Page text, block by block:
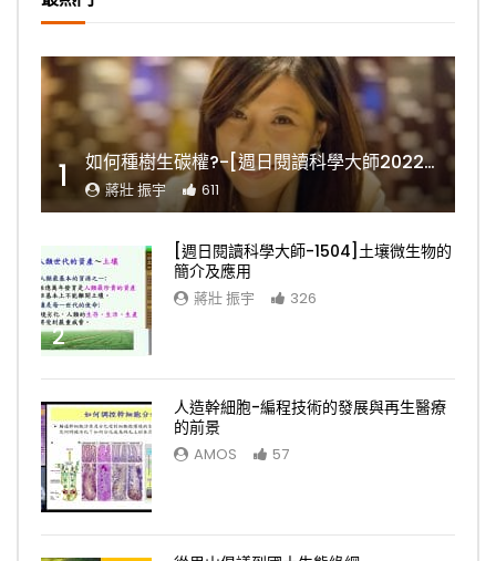
1 如何種樹生碳權?-[週日閱讀科學大師2022.11.06]
蔣壯 振宇 611
2
[週日閱讀科學大師-1504]土壤微生物的
簡介及應用
蔣壯 振宇 326
3
人造幹細胞-編程技術的發展與再生醫療
的前景
AMOS 57